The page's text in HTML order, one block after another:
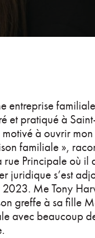
entreprise
et pratiqué à
motivé à ouvrir
familiale »,
Principale où il
juridique s’est
2023. Me Tony
greffe à sa fille
avec beaucoup